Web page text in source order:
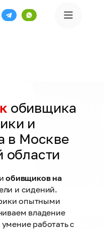
обивщиков на
и сидений.
опытными
владение
работать с
обивщика
и
в Москве
области